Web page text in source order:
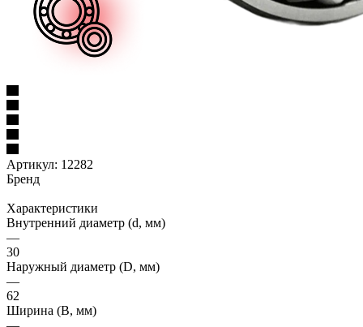
Артикул: 12282
Бренд
Характеристики
Внутренний диаметр (d, мм)
—
30
Наружный диаметр (D, мм)
—
62
Ширина (B, мм)